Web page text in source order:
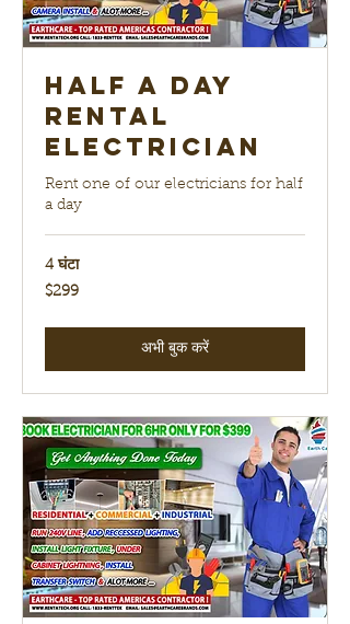
Half a day
Rental
electrician
Rent one of our electricians for half
a day
4 घंटा
299
यूएस
$299
अभी बुक करें